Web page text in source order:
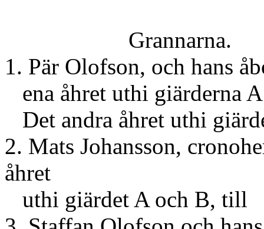
Grannarna.
1. Pär Olofson, och hans
ena åhret uthi giärderna
Det andra åhret uthi
2. Mats Johansson,
åhret
uthi giärdet A och B, till